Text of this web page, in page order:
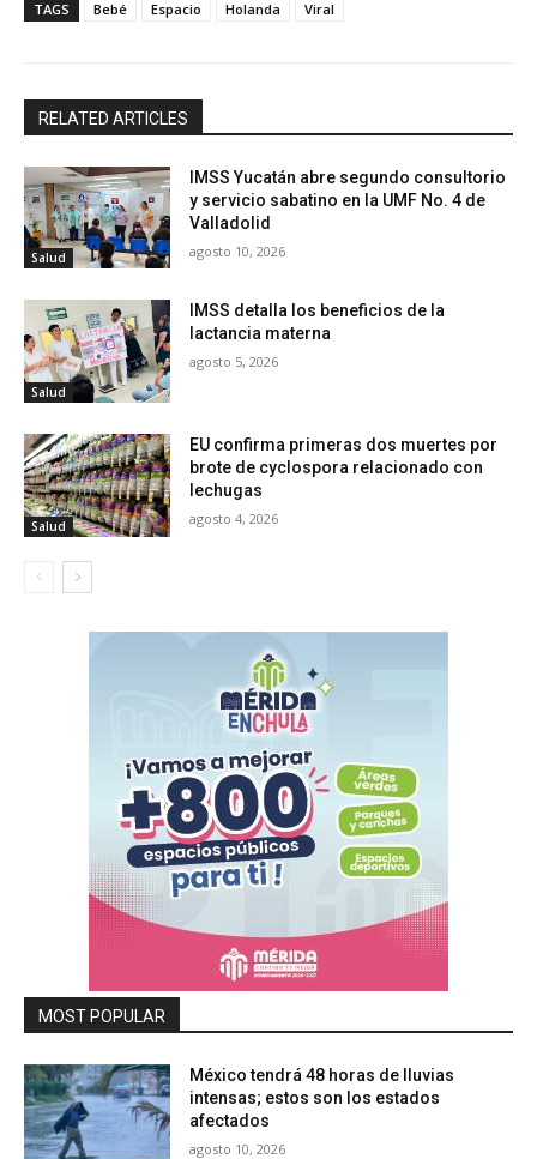
TAGS Bebé Espacio Holanda Viral
RELATED ARTICLES
Salud
IMSS Yucatán abre segundo consultorio
y servicio sabatino en la UMF No. 4 de
Valladolid
agosto 10, 2026
Salud
IMSS detalla los beneficios de la
lactancia materna
agosto 5, 2026
Salud
EU confirma primeras dos muertes por
brote de cyclospora relacionado con
lechugas
agosto 4, 2026
MOST POPULAR
México tendrá 48 horas de lluvias
intensas; estos son los estados
afectados
agosto 10, 2026